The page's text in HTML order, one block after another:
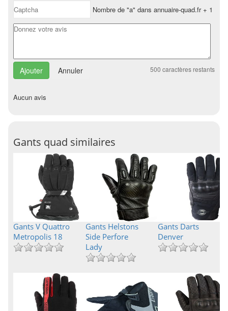
Nombre de "a" dans annuaire-quad.fr + 1
Annuler 500 caractères restants
Aucun avis
Gants quad similaires
Gants V Quattro
Metropolis 18
Gants Helstons
Side Perfore
Lady
Gants Darts
Denver